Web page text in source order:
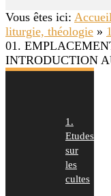
Vous êtes ici:
liturgie, théologie »
01.
INTRODUCTION
1.
Etudes
sur
les
cultes